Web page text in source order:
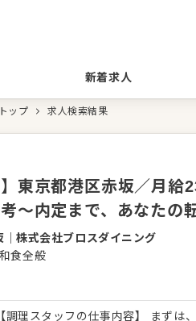
新着求人
ップ 求人検索結果
】東京都港区赤坂／月
～内定まで、あなたの
｜株式会社ブロスダイニング
食全般
【調理スタッフの仕事内容】 まずは